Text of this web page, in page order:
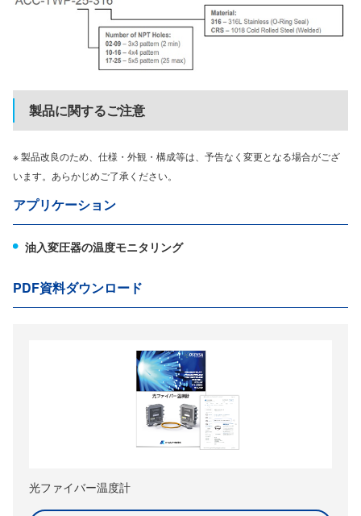
製品に関するご注意
※ 製品改良のため、仕様・外観・構成等は、予告なく変更となる場合がござ
います。あらかじめご了承ください。
アプリケーション
油入変圧器の温度モニタリング
PDF資料ダウンロード
光ファイバー温度計